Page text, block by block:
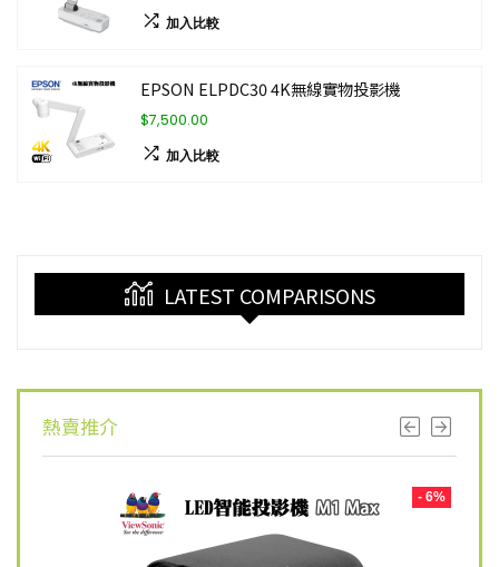
加入比較
EPSON ELPDC30 4K無線實物投影機
$7,500.00
加入比較
LATEST COMPARISONS
熱賣推介
- 6%